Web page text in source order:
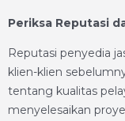
Periksa Reputasi
Reputasi penyedia
klien-klien
tentang kualitas
menyelesaikan